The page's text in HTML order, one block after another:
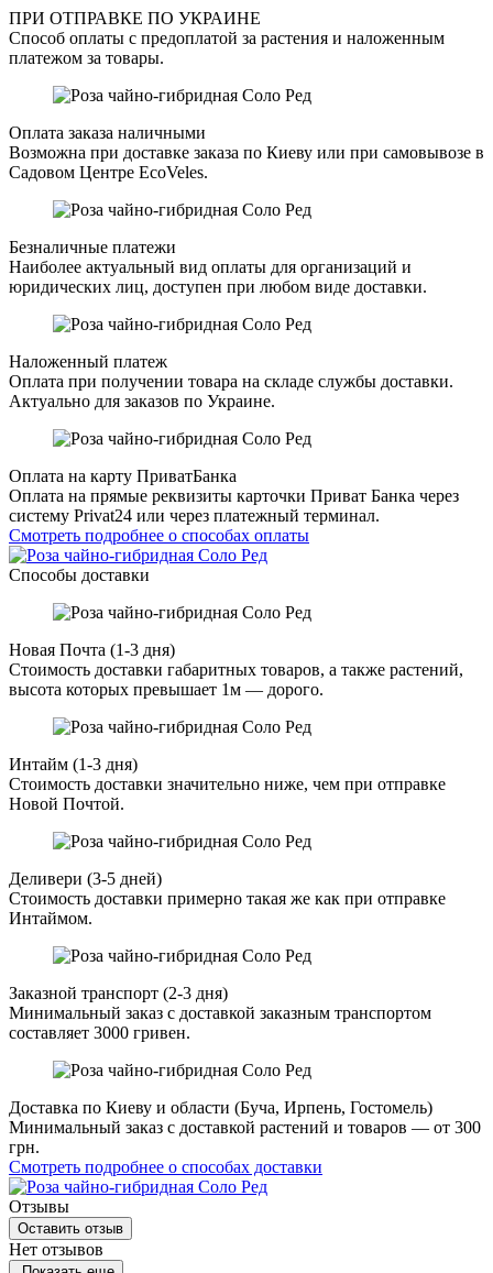
ПРИ ОТПРАВКЕ ПО УКРАИНЕ
Способ оплаты с предоплатой за растения и наложенным
платежом за товары.
Оплата заказа наличными
Возможна при доставке заказа по Киеву или при самовывозе в
Садовом Центре EcoVeles.
Безналичные платежи
Наиболее актуальный вид оплаты для организаций и
юридических лиц, доступен при любом виде доставки.
Наложенный платеж
Оплата при получении товара на складе службы доставки.
Актуально для заказов по Украине.
Оплата на карту ПриватБанка
Оплата на прямые реквизиты карточки Приват Банка через
систему Privat24 или через платежный терминал.
Смотреть подробнее о способах оплаты
Способы доставки
Новая Почта (1-3 дня)
Стоимость доставки габаритных товаров, а также растений,
высота которых превышает 1м — дорого.
Интайм (1-3 дня)
Стоимость доставки значительно ниже, чем при отправке
Новой Почтой.
Деливери (3-5 дней)
Стоимость доставки примерно такая же как при отправке
Интаймом.
Заказной транспорт (2-3 дня)
Минимальный заказ с доставкой заказным транспортом
составляет 3000 гривен.
Доставка по Киеву и области (Буча, Ирпень, Гостомель)
Минимальный заказ с доставкой растений и товаров — от 300
грн.
Смотреть подробнее о способах доставки
Отзывы
Оставить отзыв
Нет отзывов